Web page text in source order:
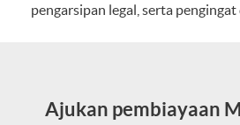
pengarsipan legal, serta
Ajukan pembiayaan